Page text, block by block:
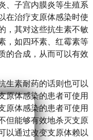
、子宫内膜炎等生殖系
在治疗支原体感染时使
，其对这些抗生素不敏
，如四环素、红霉素等
的合成，从而可以有效
生素耐药的话则也可以
原体感染的患者可使用
原体感染的患者可使用
但能够有效地杀灭支原
以通过改变支原体赖以